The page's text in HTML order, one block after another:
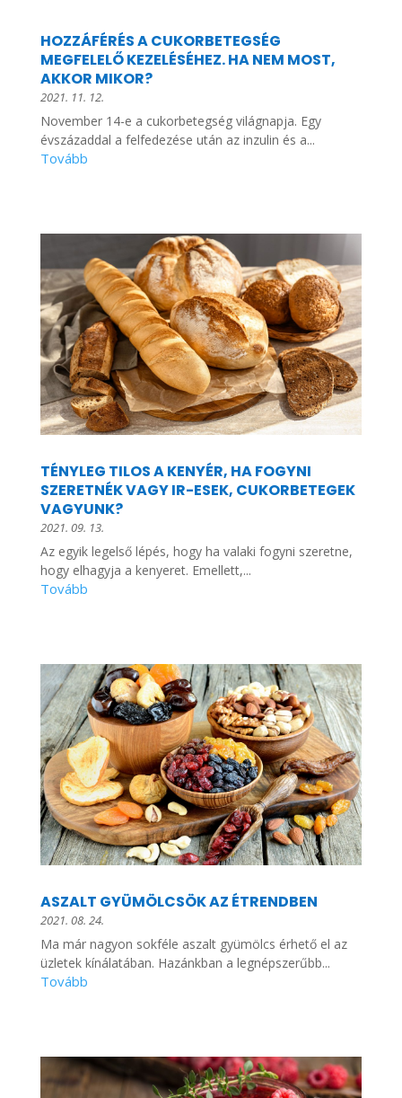
HOZZÁFÉRÉS A CUKORBETEGSÉG
MEGFELELŐ KEZELÉSÉHEZ. HA NEM MOST,
AKKOR MIKOR?
2021. 11. 12.
November 14-e a cukorbetegség világnapja. Egy
évszázaddal a felfedezése után az inzulin és a...
TÉNYLEG TILOS A KENYÉR, HA FOGYNI
SZERETNÉK VAGY IR-ESEK, CUKORBETEGEK
VAGYUNK?
2021. 09. 13.
Az egyik legelső lépés, hogy ha valaki fogyni szeretne,
hogy elhagyja a kenyeret. Emellett,...
ASZALT GYÜMÖLCSÖK AZ ÉTRENDBEN
2021. 08. 24.
Ma már nagyon sokféle aszalt gyümölcs érhető el az
üzletek kínálatában. Hazánkban a legnépszerűbb...